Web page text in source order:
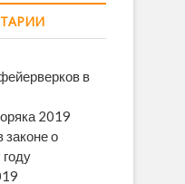
в
2019
законе о